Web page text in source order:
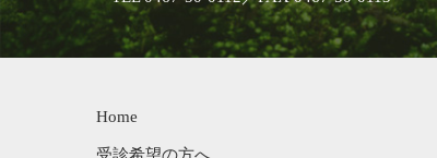
Home